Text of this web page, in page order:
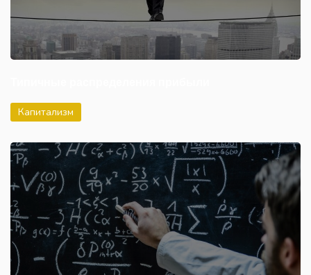
Капитализм